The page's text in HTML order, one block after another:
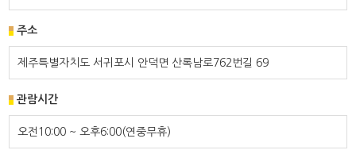
주소
제주특별자치도 서귀포시 안덕면 산록남로762번길 69
관람시간
오전10:00 ~ 오후6:00(연중무휴)